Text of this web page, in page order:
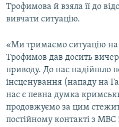
Трофимова й взяла її до
вивчати ситуацію.
«Ми тримаємо ситуацію на
Трофимов дав досить
приводу. До нас надійшло
інсценування (нападу на
нас є певна думка
продовжуємо за цим
постійному контакті з МВС